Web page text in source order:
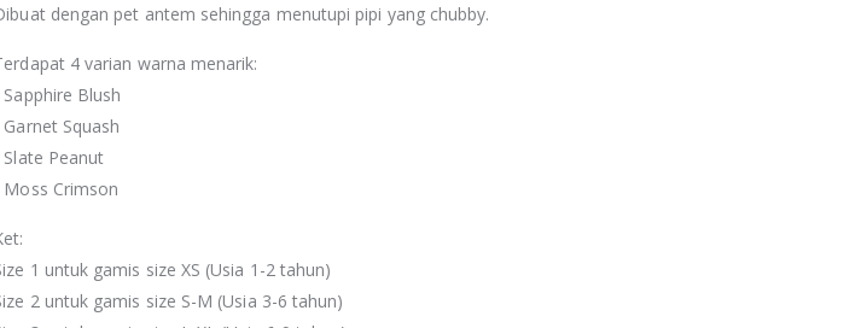
dengan pet antem sehingga menutupi pipi yang chubby.
4 varian warna menarik:
Sapphire Blush
Garnet Squash
Slate Peanut
Moss Crimson
1 untuk gamis size XS (Usia 1-2 tahun)
2 untuk gamis size S-M (Usia 3-6 tahun)